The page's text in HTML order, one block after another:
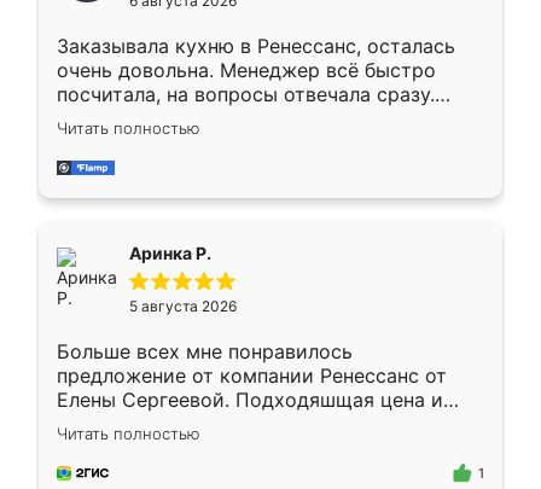
мебели буду заказывать только здесь.
Заказывала кухню в Ренессанс, осталась
очень довольна. Менеджер всё быстро
посчитала, на вопросы отвечала сразу.
Замерщик приехал в субботу, подошёл к
делу со всей ответственностью. Собрали
за день, ребята работали аккуратно, даже
Читать полностью
Аринка Р.
5 августа 2026
Больше всех мне понравилось
предложение от компании Ренессанс от
Елены Сергеевой. Подходяшщая цена и
короткие сроки изготовления. Приехавший
для замера сотрудник Владислав
предложил по моему эскизу самый
Читать полностью
1